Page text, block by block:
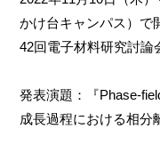
かけ台キャンパス）で
42回電子材料研究討論
発表演題：『Phase-
成長過程における相分